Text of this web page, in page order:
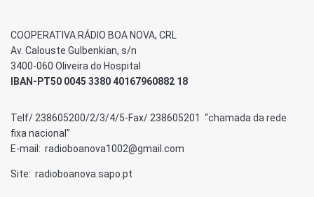
COOPERATIVA RÁDIO BOA NOVA, CRL
Av. Calouste Gulbenkian, s/n
3400-060 Oliveira do Hospital
IBAN-PT50 0045 3380 40167960882 18
Telf/ 238605200/2/3/4/5-Fax/ 238605201 “chamada da rede
fixa nacional”
E-mail: radioboanova1002@gmail.com
Site: radioboanova.sapo.pt